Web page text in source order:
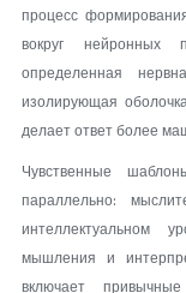
процесс
вокруг нейронных
определенная
изолирующая
делает ответ более
Чувственные
параллельно:
интеллектуальном
мышления и
включает